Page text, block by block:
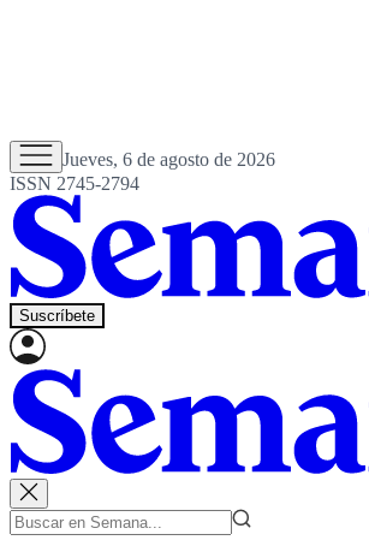
Jueves, 6 de agosto de 2026
ISSN 2745-2794
Suscríbete